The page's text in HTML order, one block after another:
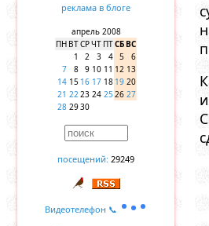
реклама в блоге
апрель 2008
ПН ВТСРЧТ ПТСБВС
1
2 3 4 5
6
7
8 9 10 11 12 13
14 15 16 17 18 19 20
21 2223 24 2526 27
28 2930
посещений: 29249
Видеотелефон 📞